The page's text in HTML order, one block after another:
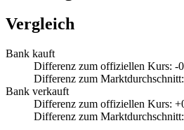
Vergleich
Bank kauft
Differenz zum offiziellen Kurs: -
Differenz zum Marktdurchschnitt:
Bank verkauft
Differenz zum offiziellen Kurs:
Differenz zum Marktdurchschnitt: